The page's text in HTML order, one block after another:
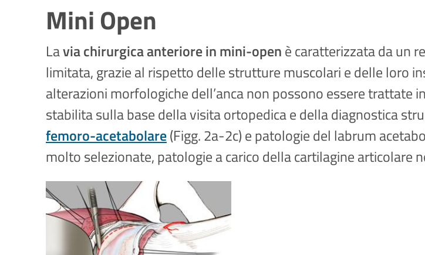
Mini Open
Lavia chirurgica anteriore in mini-openè caratterizzata da un
limitata, grazie al rispetto delle strutture muscolari e delle loro
alterazioni morfologiche dell’anca non possono essere trattate
stabilita sulla base della visita ortopedica e della diagnostica
femoro-acetabolare(Figg. 2a-2c) e patologie del labrum
molto selezionate, patologie a carico della cartilagine articolare